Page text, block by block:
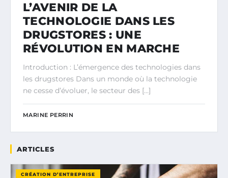
L’AVENIR DE LA
TECHNOLOGIE DANS LES
DRUGSTORES : UNE
RÉVOLUTION EN MARCHE
Introduction : L’émergence des technologies dans
les drugstores Dans un monde où la technologie
ne cesse d’évoluer, le secteur des […]
MARINE PERRIN
ARTICLES
CRÉATION D’ENTREPRISE